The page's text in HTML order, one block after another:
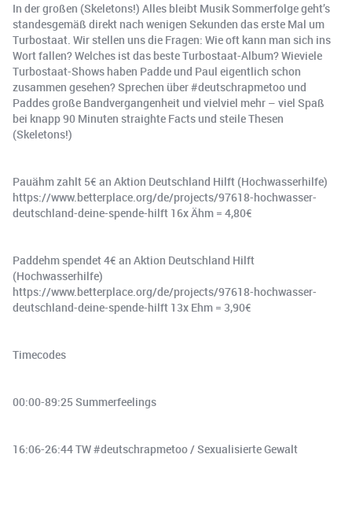
In der großen (Skeletons!) Alles bleibt Musik Sommerfolge geht’s
standesgemäß direkt nach wenigen Sekunden das erste Mal um
Turbostaat. Wir stellen uns die Fragen: Wie oft kann man sich ins
Wort fallen? Welches ist das beste Turbostaat-Album? Wieviele
Turbostaat-Shows haben Padde und Paul eigentlich schon
zusammen gesehen? Sprechen über #deutschrapmetoo und
Paddes große Bandvergangenheit und vielviel mehr – viel Spaß
bei knapp 90 Minuten straighte Facts und steile Thesen
(Skeletons!)
Pauähm zahlt 5€ an Aktion Deutschland Hilft (Hochwasserhilfe)
https://www.betterplace.org/de/projects/97618-hochwasser-
deutschland-deine-spende-hilft 16x Ähm = 4,80€
Paddehm spendet 4€ an Aktion Deutschland Hilft
(Hochwasserhilfe)
https://www.betterplace.org/de/projects/97618-hochwasser-
deutschland-deine-spende-hilft 13x Ehm = 3,90€
Timecodes
00:00-89:25 Summerfeelings
16:06-26:44 TW #deutschrapmetoo / Sexualisierte Gewalt